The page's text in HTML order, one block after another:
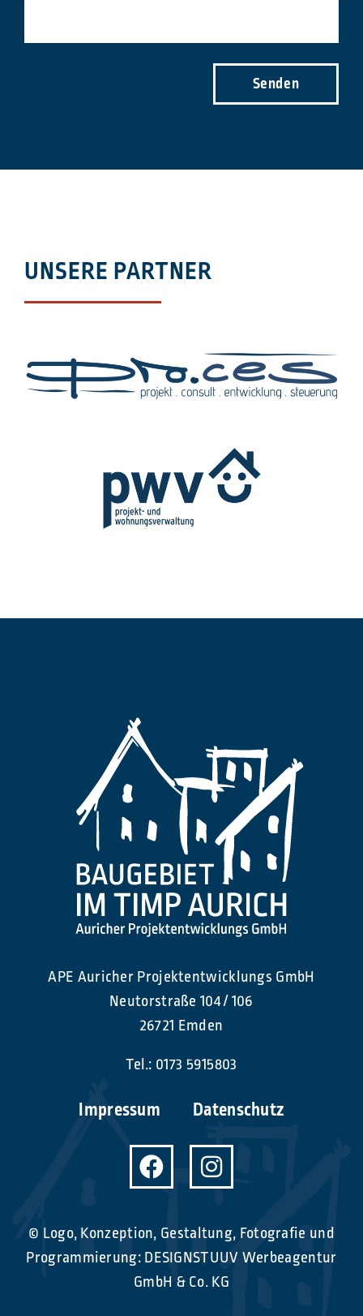
UNSERE PARTNER
APE Auricher Projektentwicklungs GmbH
Neutorstraße 104 / 106
26721 Emden
Tel.: 0173 5915803
Impressum Datenschutz
© Logo, Konzeption, Gestaltung, Fotografie und
Programmierung:DESIGNSTUUV Werbeagentur
GmbH & Co. KG